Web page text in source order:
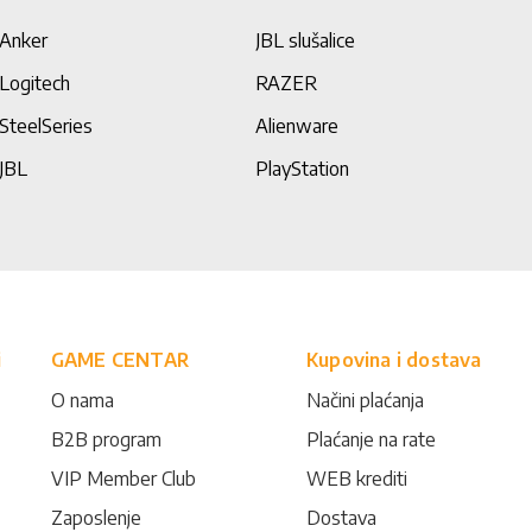
Anker
JBL slušalice
Logitech
RAZER
SteelSeries
Alienware
JBL
PlayStation
GAME CENTAR
O nama
B2B program
VIP Member Club
Zaposlenje
Kupovina i dostava
Načini plaćanja
Plaćanje na rate
WEB krediti
Dostava